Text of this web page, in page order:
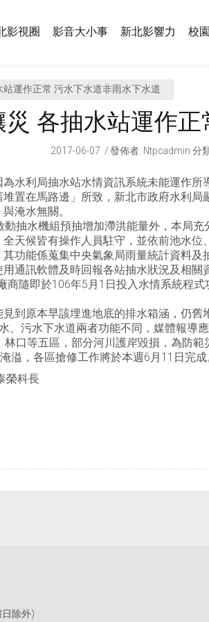
影視圈 影音大小事 新北影響力 校
運作正常 污水下水道非雨水下水道
各抽水站運作
2017-06-07 發佈者: Ntpcadmin 分
水利局抽水站水情資訊系統未能運作
置在馬路邊」所致，新北市政府水利
淹水無關。
抽水機組預抽增加滯洪能量外，本局
天候皆有操作人員駐守，並依前池水位
功能係蒐集中央氣象局雨量統計資料
通訊軟體及時回報各站抽水狀況及相關
隨即於106年5月1日投入水情系統程
到原本早該埋進地底的排水箱涵，仍
污水下水道兩者功能不同，媒體報導應
口等五區，部分河川護岸毀損，為防
溢，各區搶修工作將於本週6月11日完成
榮科長
除外)